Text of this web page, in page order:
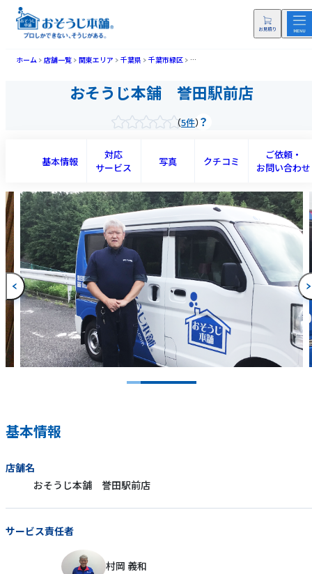
ホーム 店舗一覧 関東エリア 千葉県 千葉市緑区 おそうじ本舗 誉田駅前店(ホンダエ
おそうじ本舗 誉田駅前店
5件
基本情報
対応
サービス
写真 クチコミ
ご依頼・
お問い合わせ
基本情報
店舗名
おそうじ本舗 誉田駅前店
サービス責任者
村岡 義和